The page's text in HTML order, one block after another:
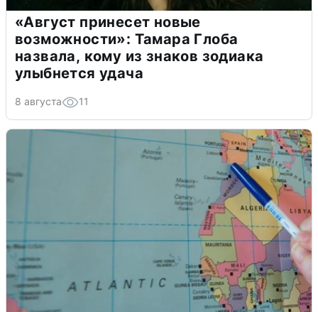
«Август принесет новые
возможности»: Тамара Глоба
назвала, кому из знаков зодиака
улыбнется удача
8 августа 11